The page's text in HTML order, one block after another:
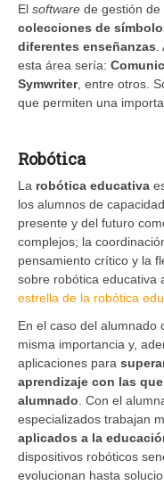
El software de gestión
colecciones de
diferentes enseñanzas
esta área sería:
Symwriter, entre otros.
que permiten una
Robótica
La robótica educativa
los alumnos de
presente y del futuro
complejos; la
pensamiento crítico y la
sobre robótica educativa
estrella de la robótica
En el caso del alumnado
misma importancia y,
aplicaciones para
aprendizaje con las
alumnado . Con el
especializados trabajan
aplicados a la
dispositivos robóticos
evolucionan hasta